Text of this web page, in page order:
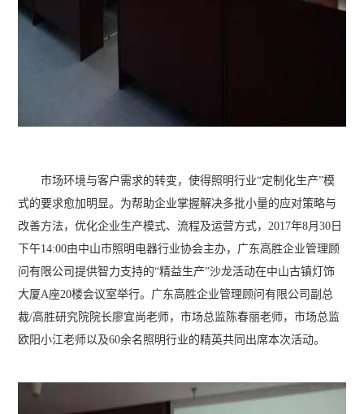
市场环境与客户需求的转变，使得照明行业“定制化生产”模
式的要求愈加明显。为帮助企业掌握解决多批小量的应对策略与
改善方法，优化企业生产模式、流程及运营方式，2017年8月30日
下午14:00由中山市照明电器行业协会主办，广东高胜企业管理顾
问有限公司提供智力支持的“精益生产”沙龙活动在中山古镇灯饰
大厦A座20楼会议室举行。广东高胜企业管理顾问有限公司副总
裁/高胜研究院院长廖宜尚老师，市场总监陈春丽老师，市场总监
欧阳小江老师以及60余名照明行业的精英共同出席本次活动。